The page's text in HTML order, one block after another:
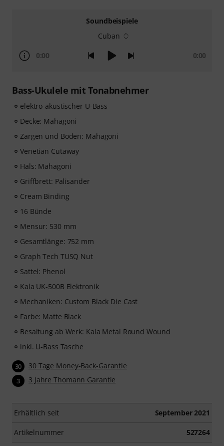
Soundbeispiele
Cuban
0:00 0:00
Bass-Ukulele mit Tonabnehmer
elektro-akustischer U-Bass
Decke: Mahagoni
Zargen und Boden: Mahagoni
Venetian Cutaway
Hals: Mahagoni
Griffbrett: Palisander
Cream Binding
16 Bünde
Mensur: 530 mm
Gesamtlänge: 752 mm
Graph Tech TUSQ Nut
Sattel: Phenol
Kala UK-500B Elektronik
Mechaniken: Custom Black Die Cast
Farbe: Matte Black
Besaitung ab Werk: Kala Metal Round Wound
inkl. U-Bass Tasche
30 30 Tage Money-Back-Garantie
3 3 Jahre Thomann Garantie
Erhältlich seit September 2021
Artikelnummer 527264